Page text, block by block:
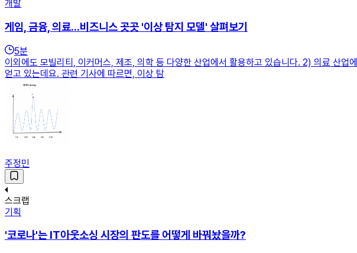
개발
게임, 금융, 의료...비즈니스 곳곳 '이상 탐지 모델' 살펴보기
5분
이외에도 모빌리티, 이커머스, 제조, 의학 등 다양한 산업에서 활용하고 있습니다. 2) 의료 산
얻고 있는데요. 관련 기사에 따르면, 이상 탐
주정민
스크랩
기획
'코로나'는 IT아웃소싱 시장의 판도를 어떻게 바꿔놨을까?